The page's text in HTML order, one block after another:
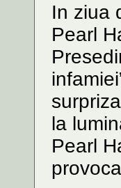
In ziua
Pearl
la
Pearl